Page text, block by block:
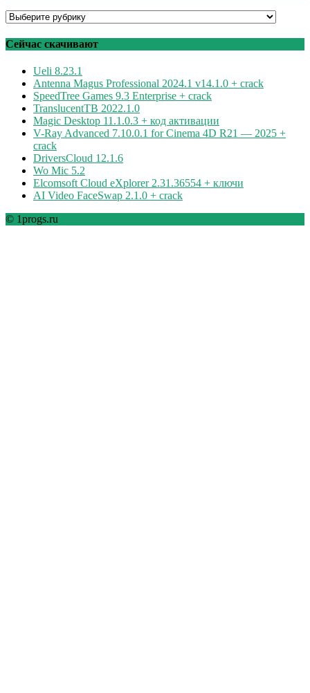
Программы
рубрикам
Сейчас скачивают
Ueli 8.23.1
Antenna Magus Professional 2024.1 v14.1.0 + crack
SpeedTree Games 9.3 Enterprise + crack
TranslucentTB 2022.1.0
Magic Desktop 11.1.0.3 + код активации
V-Ray Advanced 7.10.0.1 for Cinema 4D R21 — 2025 +
crack
DriversCloud 12.1.6
Wo Mic 5.2
Elcomsoft Cloud eXplorer 2.31.36554 + ключи
AI Video FaceSwap 2.1.0 + crack
© 1progs.ru